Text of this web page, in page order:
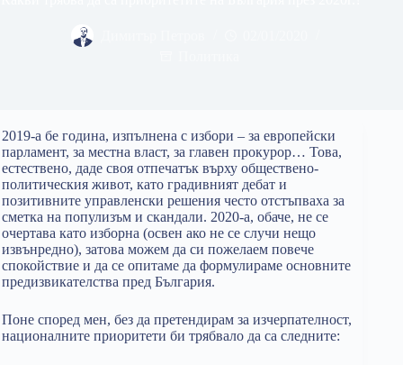
2019-а бе година, изпълнена с избори – за европейски
парламент, за местна власт, за главен прокурор… Това,
естествено, даде своя отпечатък върху обществено-
политическия живот, като градивният дебат и
позитивните управленски решения често отстъпваха за
сметка на популизъм и скандали. 2020-а, обаче, не се
очертава като изборна (освен ако не се случи нещо
извънредно), затова можем да си пожелаем повече
спокойствие и да се опитаме да формулираме основните
предизвикателства пред България.
Поне според мен, без да претендирам за изчерпателност,
националните приоритети би трябвало да са следните: